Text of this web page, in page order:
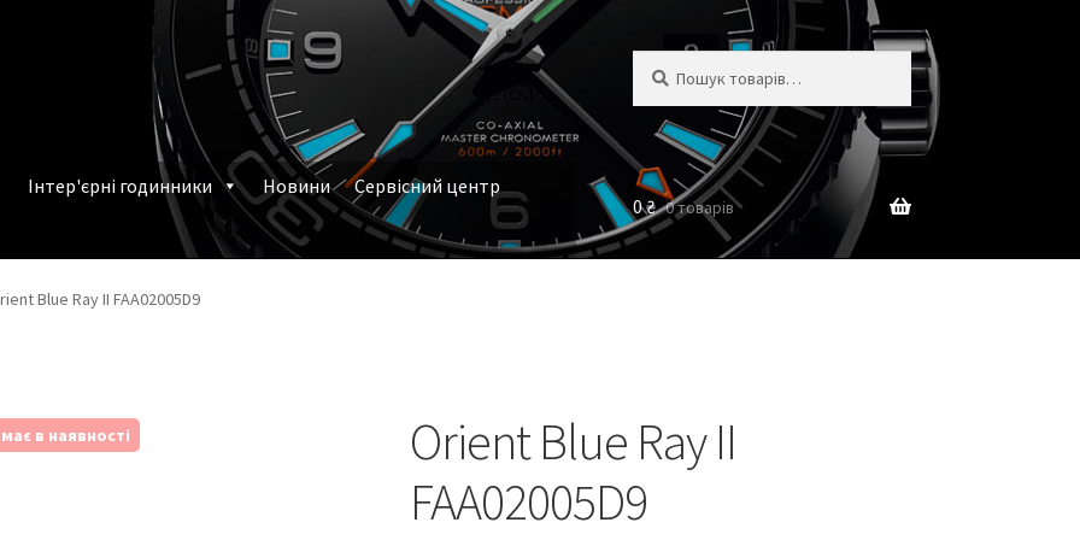
Інтер'єрні годинники Новини
Сервісний центр
замовленняНаручні годинники у Харкові
0₴ 0 товарів
Blue Ray II FAA02005D9
в наявності
Orient Blue Ray II
FAA02005D9